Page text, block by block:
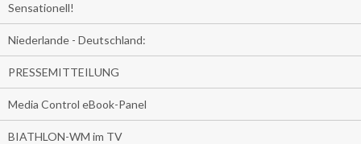
Sensationell!
Niederlande - Deutschland:
PRESSEMITTEILUNG
Media Control eBook-Panel
BIATHLON-WM im TV